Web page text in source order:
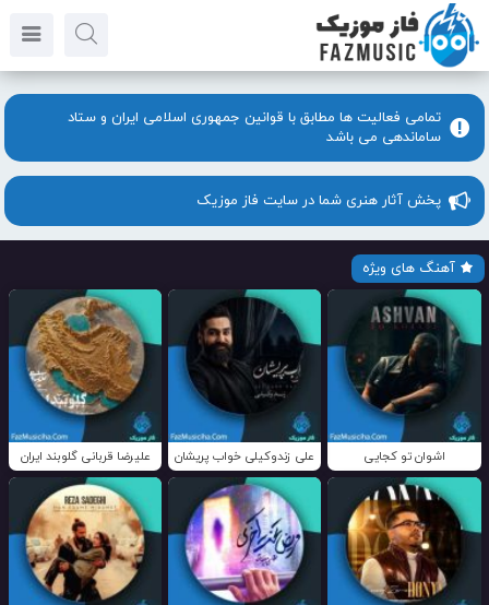
تمامی فعالیت ها مطابق با قوانین جمهوری اسلامی ایران و ستاد
ساماندهی می باشد
پخش آثار هنری شما در سایت فاز موزیک
آهنگ های ویژه
اشوان تو کجایی علی زندوکیلی خواب پریشان علیرضا قربانی گلوبند ایران